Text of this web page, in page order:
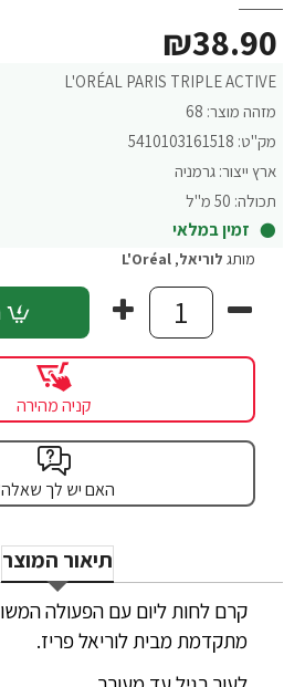
L'ORÉAL PARIS TRIPLE ACTIVE
מזהה מוצר: 68
מק"ט: 5410103161518
ארץ ייצור: גרמניה
תכולה: 50 מ"ל
זמין במלאי
₪38.90
מותג לוריאל,
L'Oréal
קניה מהירה
האם יש לך
תיאור המוצר
קרם לחות ליום עם הפעולה
מתקדמת מבית לוריאל פריז.